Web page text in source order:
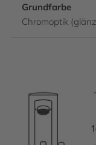
Grundfarbe
Chromoptik